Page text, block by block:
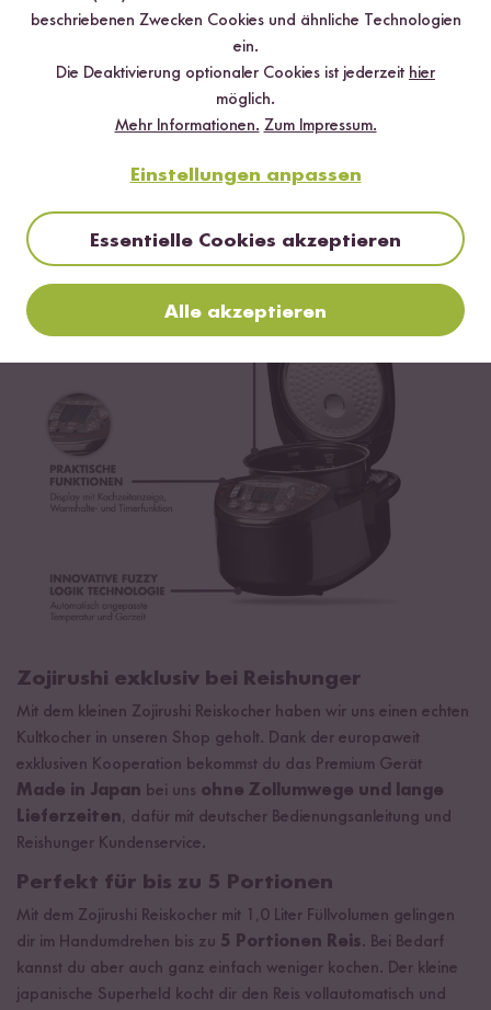
Loading...
In den Warenkorb
Zum Produkt
Zojirushi exklusiv bei Reishunger
Mit dem kleinen Zojirushi Reiskocher haben wir uns einen echten
Kultkocher in unseren Shop geholt. Dank der europaweit
exklusiven Kooperation bekommst du das Premium Gerät
Made in Japan bei uns ohne Zollumwege und lange
Lieferzeiten, dafür mit deutscher Bedienungsanleitung und
Reishunger Kundenservice.
Perfekt für bis zu 5 Portionen
Mit dem Zojirushi Reiskocher mit 1,0 Liter Füllvolumen gelingen
dir im Handumdrehen bis zu 5 Portionen Reis. Bei Bedarf
kannst du aber auch ganz einfach weniger kochen. Der kleine
japanische Superheld kocht dir den Reis vollautomatisch und
beschriebenen Zwecken Cookies und ähnliche Technologien
ein.
Die Deaktivierung optionaler Cookies ist jederzeit hier
möglich.
Mehr Informationen. Zum Impressum.
Einstellungen anpassen
Essentielle Cookies akzeptieren
Alle akzeptieren